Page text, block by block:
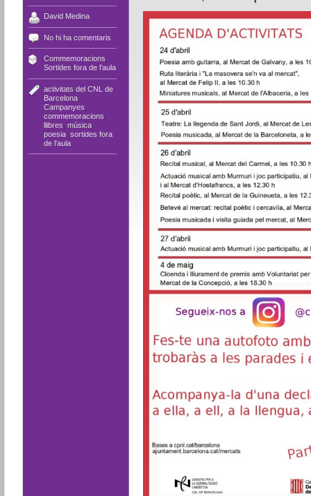
David Medina
No hi ha comentaris
Commemoracions
Sortides fora de l'aula
activitats del CNL de
Barcelona,
Campanyes
commemoracions
llibres música,
poesia, sortides fora
de l'aula